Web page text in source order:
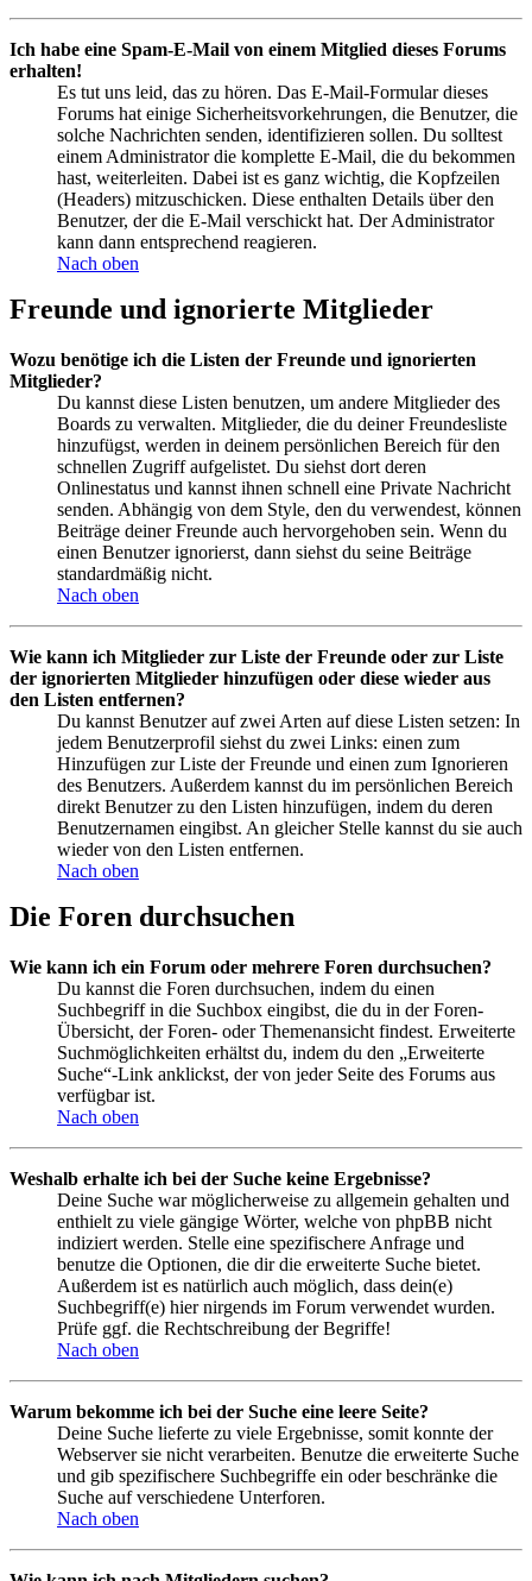
Ich habe eine Spam-E-Mail von einem Mitglied dieses Forums
erhalten!
Es tut uns leid, das zu hören. Das E-Mail-Formular dieses
Forums hat einige Sicherheitsvorkehrungen, die Benutzer, die
solche Nachrichten senden, identifizieren sollen. Du solltest
einem Administrator die komplette E-Mail, die du bekommen
hast, weiterleiten. Dabei ist es ganz wichtig, die Kopfzeilen
(Headers) mitzuschicken. Diese enthalten Details über den
Benutzer, der die E-Mail verschickt hat. Der Administrator
kann dann entsprechend reagieren.
Nach oben
Freunde und ignorierte Mitglieder
Wozu benötige ich die Listen der Freunde und ignorierten
Mitglieder?
Du kannst diese Listen benutzen, um andere Mitglieder des
Boards zu verwalten. Mitglieder, die du deiner Freundesliste
hinzufügst, werden in deinem persönlichen Bereich für den
schnellen Zugriff aufgelistet. Du siehst dort deren
Onlinestatus und kannst ihnen schnell eine Private Nachricht
senden. Abhängig von dem Style, den du verwendest, können
Beiträge deiner Freunde auch hervorgehoben sein. Wenn du
einen Benutzer ignorierst, dann siehst du seine Beiträge
standardmäßig nicht.
Nach oben
Wie kann ich Mitglieder zur Liste der Freunde oder zur Liste
der ignorierten Mitglieder hinzufügen oder diese wieder aus
den Listen entfernen?
Du kannst Benutzer auf zwei Arten auf diese Listen setzen: In
jedem Benutzerprofil siehst du zwei Links: einen zum
Hinzufügen zur Liste der Freunde und einen zum Ignorieren
des Benutzers. Außerdem kannst du im persönlichen Bereich
direkt Benutzer zu den Listen hinzufügen, indem du deren
Benutzernamen eingibst. An gleicher Stelle kannst du sie auch
wieder von den Listen entfernen.
Nach oben
Die Foren durchsuchen
Wie kann ich ein Forum oder mehrere Foren durchsuchen?
Du kannst die Foren durchsuchen, indem du einen
Suchbegriff in die Suchbox eingibst, die du in der Foren-
Übersicht, der Foren- oder Themenansicht findest. Erweiterte
Suchmöglichkeiten erhältst du, indem du den „Erweiterte
Suche“-Link anklickst, der von jeder Seite des Forums aus
verfügbar ist.
Nach oben
Weshalb erhalte ich bei der Suche keine Ergebnisse?
Deine Suche war möglicherweise zu allgemein gehalten und
enthielt zu viele gängige Wörter, welche von phpBB nicht
indiziert werden. Stelle eine spezifischere Anfrage und
benutze die Optionen, die dir die erweiterte Suche bietet.
Außerdem ist es natürlich auch möglich, dass dein(e)
Suchbegriff(e) hier nirgends im Forum verwendet wurden.
Prüfe ggf. die Rechtschreibung der Begriffe!
Nach oben
Warum bekomme ich bei der Suche eine leere Seite?
Deine Suche lieferte zu viele Ergebnisse, somit konnte der
Webserver sie nicht verarbeiten. Benutze die erweiterte Suche
und gib spezifischere Suchbegriffe ein oder beschränke die
Suche auf verschiedene Unterforen.
Nach oben